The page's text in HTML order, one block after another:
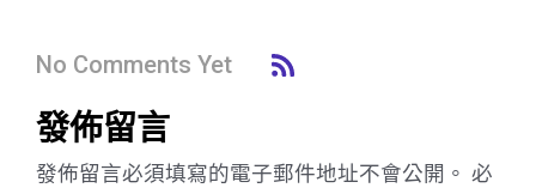
No Comments Yet
發佈留言
發佈留言必須填寫的電子郵件地址不會公開。 必